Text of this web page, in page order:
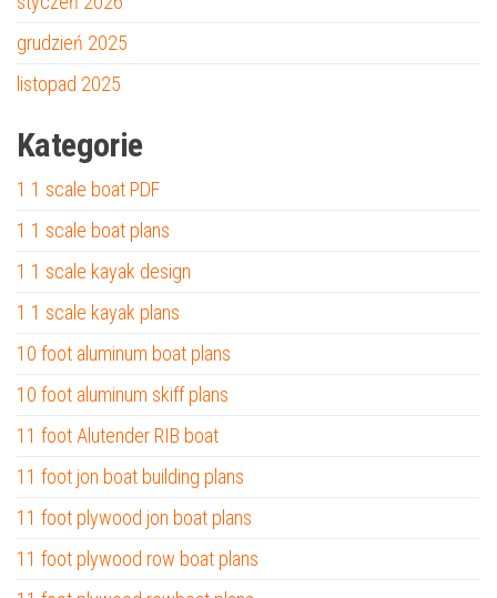
grudzień 2025
listopad 2025
Kategorie
1 1 scale boat PDF
1 1 scale boat plans
1 1 scale kayak design
1 1 scale kayak plans
10 foot aluminum boat plans
10 foot aluminum skiff plans
11 foot Alutender RIB boat
11 foot jon boat building plans
11 foot plywood jon boat plans
11 foot plywood row boat plans